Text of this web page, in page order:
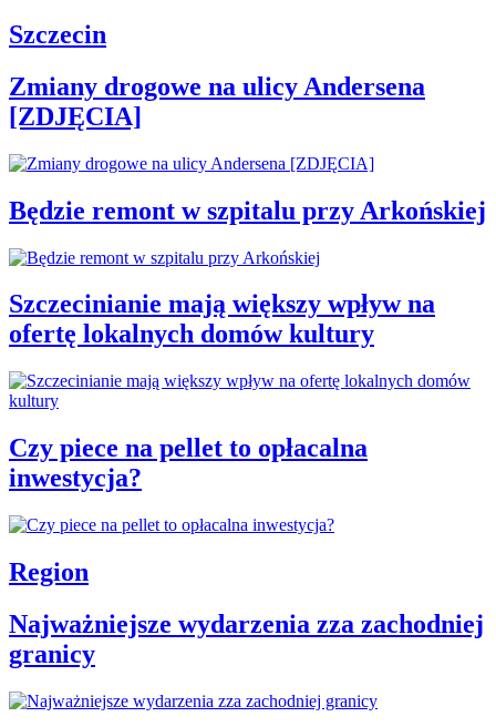
Szczecin
Zmiany drogowe na ulicy Andersena
[ZDJĘCIA]
Będzie remont w szpitalu przy Arkońskiej
Szczecinianie mają większy wpływ na
ofertę lokalnych domów kultury
Czy piece na pellet to opłacalna
inwestycja?
Region
Najważniejsze wydarzenia zza zachodniej
granicy